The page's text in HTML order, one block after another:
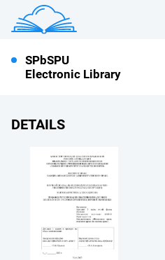
SPbSPU
Electronic Library
DETAILS